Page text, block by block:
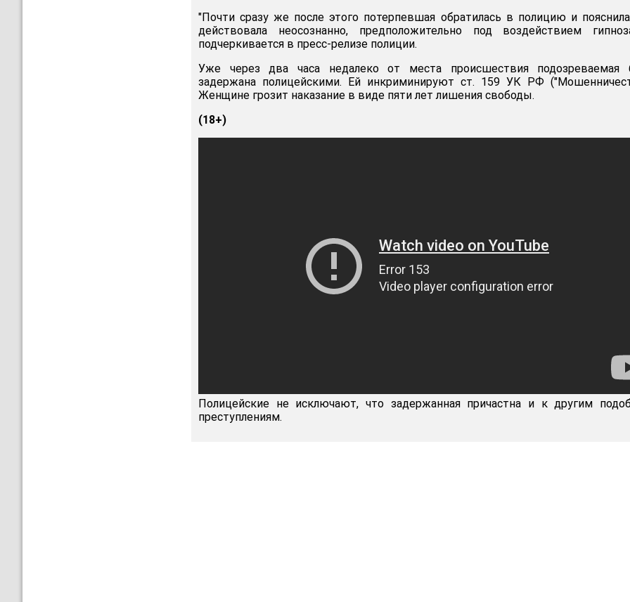
"Почти сразу же после этого потерпевшая обратилась в полицию и
действовала неосознанно, предположительно под воздействием
подчеркивается в пресс-релизе полиции.
Уже через два часа недалеко от места происшествия подозреваемая
задержана полицейскими. Ей инкриминируют ст. 159 УК РФ
Женщине грозит наказание в виде пяти лет лишения свободы.
(18+)
Полицейские не исключают, что задержанная причастна и к другим
преступлениям.